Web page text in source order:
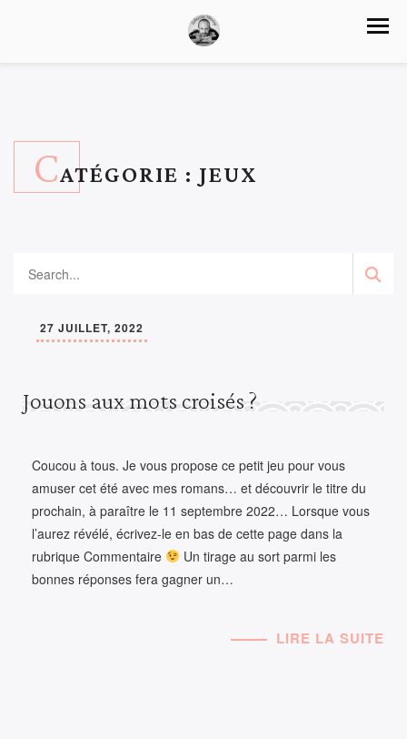
CATÉGORIE : JEUX
27 JUILLET, 2022
Jouons aux mots croisés ?
Coucou à tous. Je vous propose ce petit jeu pour vous
amuser cet été avec mes romans… et découvrir le titre du
prochain, à paraître le 11 septembre 2022… Lorsque vous
l’aurez révélé, écrivez-le en bas de cette page dans la
rubrique Commentaire
Un tirage au sort parmi les
bonnes réponses fera gagner un…
LIRE LA SUITE